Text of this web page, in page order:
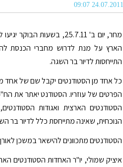
מחר, יום ב' 25.7.11,
הארץ על מנת לדרוש מחברי הכנסת
התייחסות לדיור בר השגה.
כל אחד מן הסטודנטים יקבל שם של אחד
הפרטים של עוזריו. הסטודנט יאתר את
הסטודנטים הארצית ואגודות
הנוכחית, שאינה מתייחסת כלל לדיור בר
הסטודנטים מתכוונים להישאר במשכן
איציק שמולי, יו"ר האחדות הסטודנטים